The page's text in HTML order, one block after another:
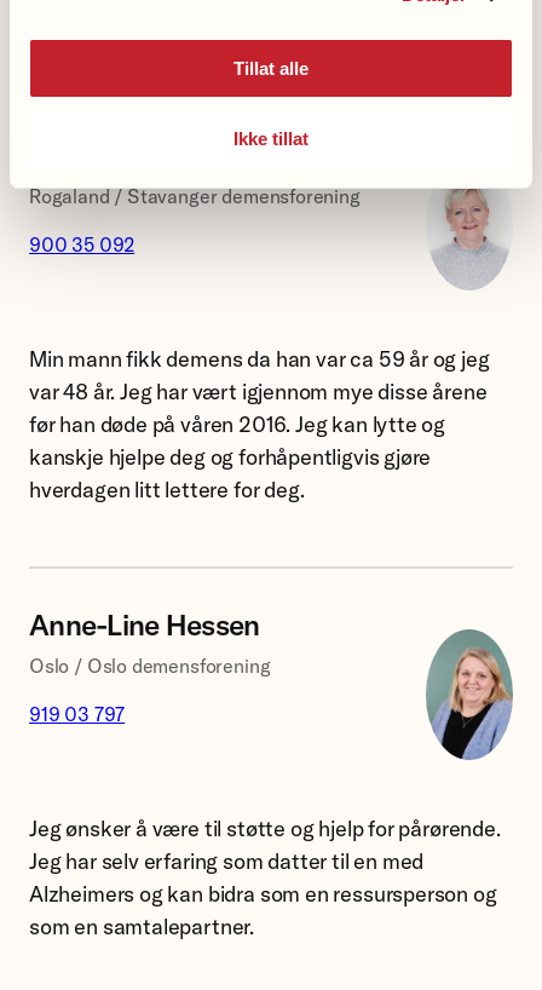
Tillat alle
Ikke tillat
Utsi.
Anne Torhild S Pedersen
Rogaland / Stavanger demensforening
900 35 092
Min mann fikk demens da han var ca 59 år og jeg
var 48 år. Jeg har vært igjennom mye disse årene
før han døde på våren 2016. Jeg kan lytte og
kanskje hjelpe deg og forhåpentligvis gjøre
hverdagen litt lettere for deg.
Anne-
Anne-Line Hessen
Oslo / Oslo demensforening
919 03 797
Jeg ønsker å være til støtte og hjelp for pårørende.
Jeg har selv erfaring som datter til en med
Alzheimers og kan bidra som en ressursperson og
som en samtalepartner.